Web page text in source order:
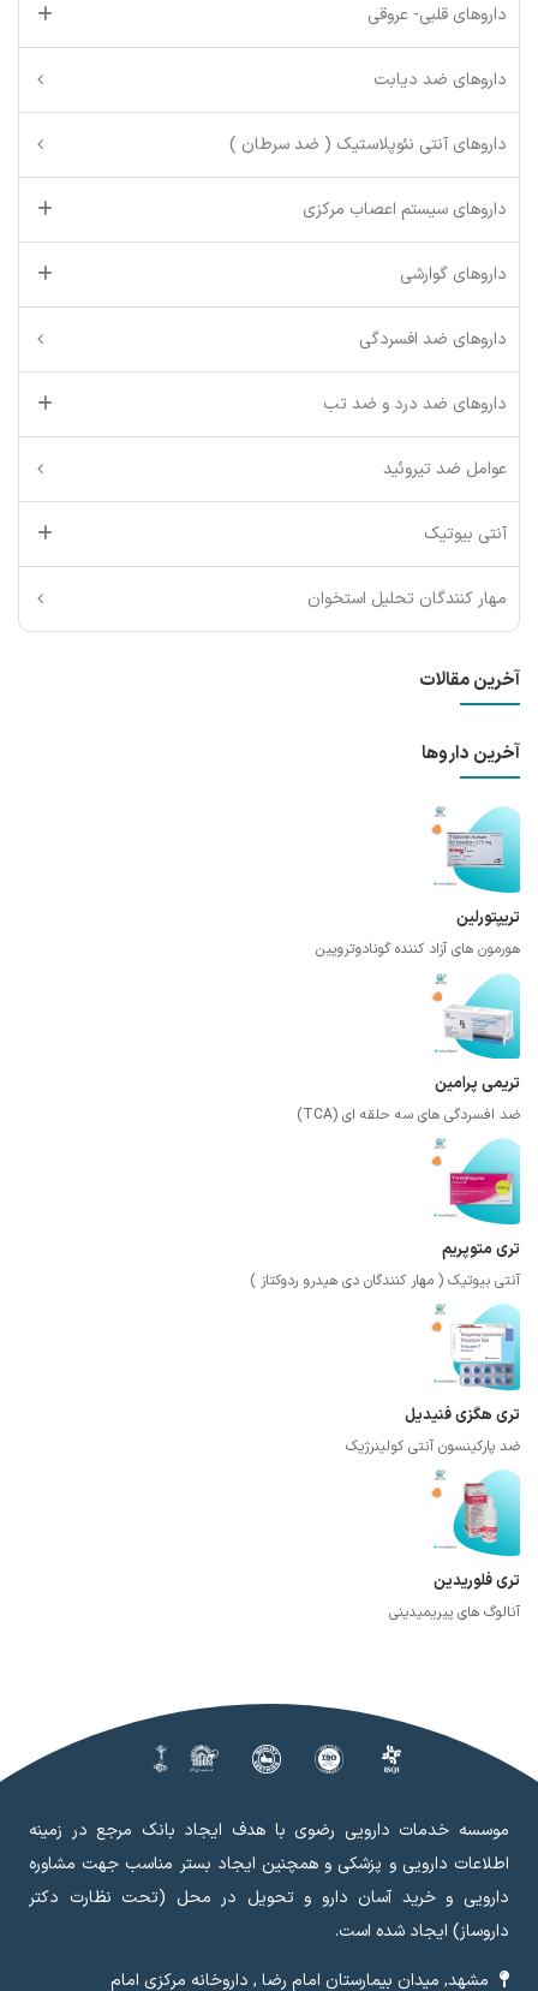
داروهای قلبی- عروقی
داروهای ضد دیابت
داروهای آنتی نئوپلاستیک ( ضد سرطان )
داروهای سیستم اعصاب مرکزی
داروهای گوارشی
داروهای ضد افسردگی
داروهای ضد درد و ضد تب
عوامل ضد تیروئید
آنتی بیوتیک
مهار کنندگان تحلیل استخوان
آخرین مقالات
آخرین داروها
تریپتورلین
هورمون های آزاد کننده گونادوتروپین
تریمی پرامین
ضد افسردگی های سه حلقه ای (TCA)
تری متوپریم
آنتی بیوتیک ( مهار کنندگان دی هیدرو ردوکتاز )
تری هگزی فنیدیل
ضد پارکینسون آنتی کولینرژیک
تری فلوریدین
آنالوگ های پیریمیدینی
موسسه خدمات دارویی رضوی با هدف ایجاد بانک مرجع در زمینه
اطلاعات دارویی و پزشکی و همچنین ایجاد بستر مناسب جهت مشاوره
دارویی و خرید آسان دارو و تحویل در محل (تحت نظارت دکتر
داروساز) ایجاد شده است.
مشهد, میدان بیمارستان امام رضا , داروخانه مرکزی امام